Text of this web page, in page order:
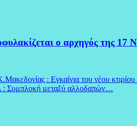
ο αρχηγός της 17
: Εγκαίνια του νέου
Συμπλοκή μεταξύ αλλοδαπών…